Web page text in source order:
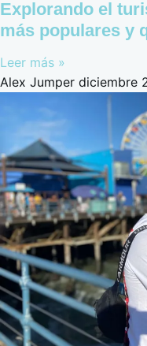
Explorando el
más populares y
Leer más »
Alex Jumper diciembre